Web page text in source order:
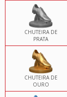
CHUTEIRA DE
PRATA
CHUTEIRA DE
OURO